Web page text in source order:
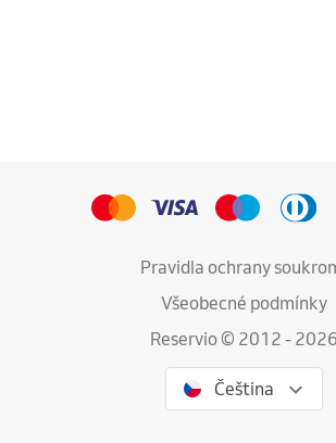
Pravidla ochrany
Všeobecné podmínky
Reservio © 2012 - 2026
Čeština